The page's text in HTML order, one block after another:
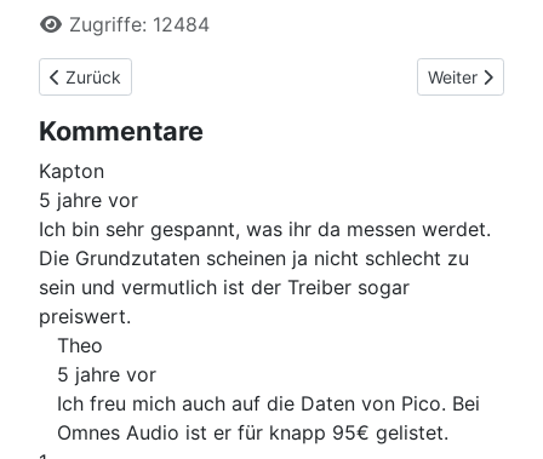
Zugriffe: 12484
Vorheriger Beitrag: Neue Chassis von Visaton
Zurück Nächster
Weiter
Kommentare
Kapton
5 jahre vor
Ich bin sehr gespannt, was ihr da messen werdet.
Die Grundzutaten scheinen ja nicht schlecht zu
sein und vermutlich ist der Treiber sogar
preiswert.
Theo
5 jahre vor
Ich freu mich auch auf die Daten von Pico. Bei
Omnes Audio ist er für knapp 95€ gelistet.